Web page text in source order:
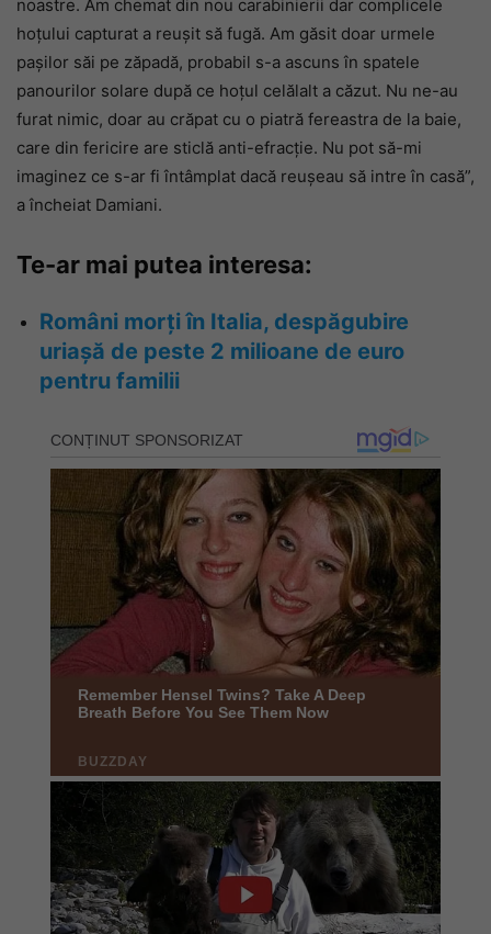
noastre. Am chemat din nou carabinierii dar complicele
hoțului capturat a reușit să fugă. Am găsit doar urmele
pașilor săi pe zăpadă, probabil s-a ascuns în spatele
panourilor solare după ce hoțul celălalt a căzut. Nu ne-au
furat nimic, doar au crăpat cu o piatră fereastra de la baie,
care din fericire are sticlă anti-efracție. Nu pot să-mi
imaginez ce s-ar fi întâmplat dacă reușeau să intre în casă”,
a încheiat Damiani.
Te-ar mai putea interesa:
Români morți în Italia, despăgubire
uriașă de peste 2 milioane de euro
pentru familii